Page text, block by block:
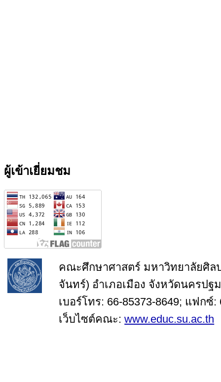
ผู้เข้าเยี่ยมชม
คณะศึกษาศาสตร์ มหาวิทยาลัยศิล
จันทร์) อำเภอเมือง จังหวัดนครปฐ
เบอร์โทร: 66-85373-8649; แฟกซ์:
เว็บไซต์คณะ:www.educ.su.ac.th